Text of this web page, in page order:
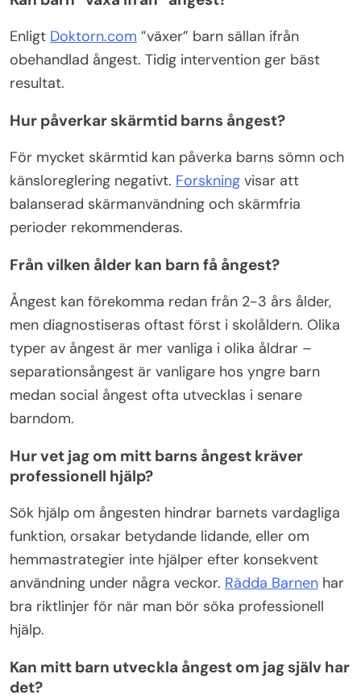
Enligt Doktorn.com ”växer” barn sällan ifrån
obehandlad ångest. Tidig intervention ger bäst
resultat.
Hur påverkar skärmtid barns ångest?
För mycket skärmtid kan påverka barns sömn och
känsloreglering negativt. Forskning visar att
balanserad skärmanvändning och skärmfria
perioder rekommenderas.
Från vilken ålder kan barn få ångest?
Ångest kan förekomma redan från 2-3 års ålder,
men diagnostiseras oftast först i skolåldern. Olika
typer av ångest är mer vanliga i olika åldrar –
separationsångest är vanligare hos yngre barn
medan social ångest ofta utvecklas i senare
barndom.
Hur vet jag om mitt barns ångest kräver
professionell hjälp?
Sök hjälp om ångesten hindrar barnets vardagliga
funktion, orsakar betydande lidande, eller om
hemmastrategier inte hjälper efter konsekvent
användning under några veckor. Rädda Barnen har
bra riktlinjer för när man bör söka professionell
hjälp.
Kan mitt barn utveckla ångest om jag själv har
det?